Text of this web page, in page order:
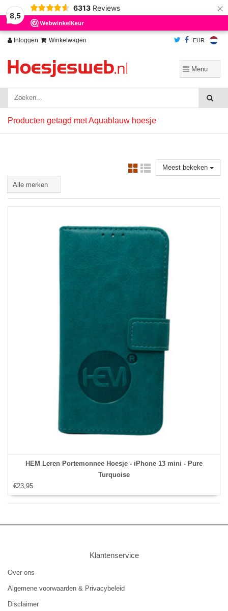
8,5
6313 Reviews ×
Inloggen Winkelwagen EUR
Producten getagd met Aquablauw hoesje
Meest bekeken
HEM Leren Portemonnee Hoesje - iPhone 13 mini - Pure
Turquoise
€23,95
Klantenservice
Over ons
Algemene voorwaarden & Privacybeleid
Disclaimer
Wij slaan cookies op om onze website te verbeteren. Is dat akkoord?
Ja
Nee